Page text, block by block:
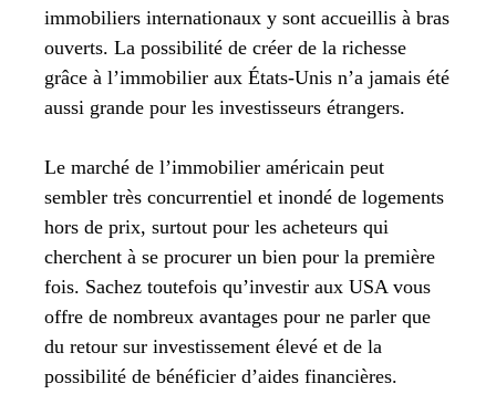
immobiliers internationaux y sont accueillis à bras
ouverts. La possibilité de créer de la richesse
grâce à l’immobilier aux États-Unis n’a jamais été
aussi grande pour les investisseurs étrangers.
Le marché de l’immobilier américain peut
sembler très concurrentiel et inondé de logements
hors de prix, surtout pour les acheteurs qui
cherchent à se procurer un bien pour la première
fois. Sachez toutefois qu’investir aux USA vous
offre de nombreux avantages pour ne parler que
du retour sur investissement élevé et de la
possibilité de bénéficier d’aides financières.